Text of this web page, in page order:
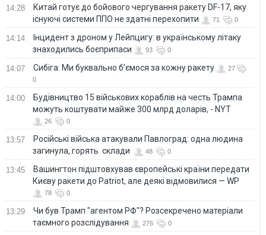
14:28
Китай готує до бойового чергування ракету DF-17, яку
існуючі системи ППО не здатні перехопити
71 0
14:14
Інцидент з дроном у Лейпцигу: в українському літаку
знаходились боєприпаси
93 0
14:07 Сибіга: Ми буквально б’ємося за кожну ракету
27
0
14:00
Будівництво 15 військових кораблів на честь Трампа
можуть коштувати майже 300 млрд доларів, - NYT
26 0
13:57
Російські війська атакували Павлоград: одна людина
загинула, горять склади
48 0
13:45
Вашингтон підштовхував європейські країни передати
Києву ракети до Patriot, але деякі відмовилися — WP
78 0
13:29
Чи був Трамп "агентом РФ"? Розсекречено матеріали
таємного розслідування
276 0